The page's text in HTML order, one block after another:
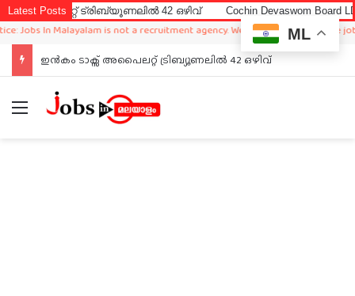
Latest Posts
ട്രിബ്യൂണലിൽ 42 ഒഴിവ് Cochin Devaswom Board LD Clerk
In Malayalam is not a recruitment agency. We just sharing available job
ഇൻകം ടാക്സ് അപൈലറ്റ് ട്രിബ്യൂണലിൽ 42 ഒഴിവ്
Menu
ML